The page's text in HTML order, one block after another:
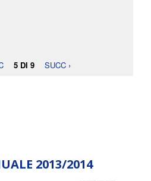
5 DI 9 SUCC ›
2013/2014